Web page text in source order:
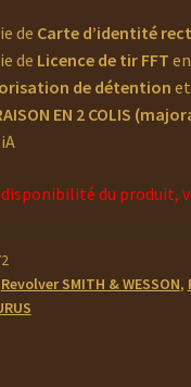
de Carte d’identité
de Licence de tir FFT
de détention
EN 2 COLIS
du produit,
Revolver SMITH & WESSON,